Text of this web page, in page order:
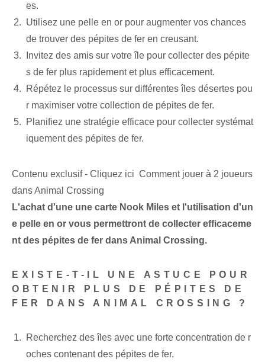
es.
Utilisez une pelle en or pour augmenter vos chances
de trouver des pépites de fer en creusant.
Invitez des amis​ sur votre île ‌pour collecter⁢ des pépite
s de fer⁣ plus rapidement et plus efficacement.
Répétez le processus sur différentes îles désertes pou
r maximiser votre collection de pépites de fer.
Planifiez une stratégie efficace pour collecter systémat
iquement des pépites de fer.
Contenu exclusif - Cliquez ici Comment jouer à 2 joueurs
dans Animal Crossing
L'achat d'une ⁢une⁤ carte Nook Miles⁣ et l'utilisation d'un
e pelle en or⁤ vous permettront de collecter efficaceme
nt des pépites de fer dans Animal ⁤Crossing.
EXISTE-T-IL UNE ASTUCE POUR
OBTENIR PLUS DE PÉPITES DE
FER DANS ANIMAL CROSSING ?
Recherchez des îles avec une forte concentration de r
oches contenant des pépites de fer.